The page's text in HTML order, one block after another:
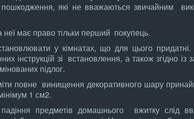
пошкодження, які не вважаються звичайним
має право тільки перший покупець.
у кімнатах, що для цього
інструкцій зі встановлення, а також згідно із
підлог.
повне винищення декоративного шару
1 см2.
предметів домашнього вжитку слід